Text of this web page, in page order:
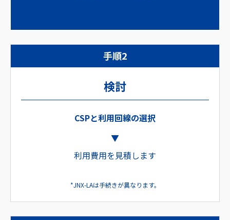
手順2
検討
CSPと利用回線の選択
利用費用を見積します
*JNX-LAは手続きが異なります。